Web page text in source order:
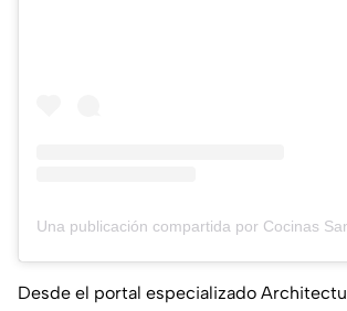
Desde el portal especializado